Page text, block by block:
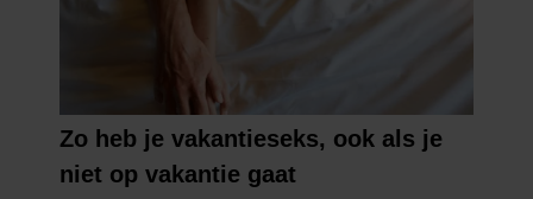
informatie over uw gebruik van onze site met onze
partners voor social media, adverteren en analyse. Deze
partners kunnen deze gegevens combineren met andere
informatie die u aan ze heeft verstrekt of die ze hebben
verzameld op basis van uw gebruik van hun services. U
gaat akkoord met onze cookies als u onze website blijft
gebruiken.